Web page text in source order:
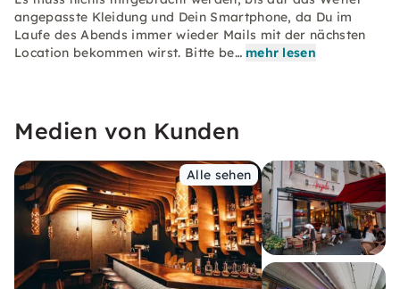
angepasste Kleidung und Dein Smartphone, da Du im
Laufe des Abends immer wieder Mails mit der nächsten
Location bekommen wirst. Bitte be… mehr lesen
Medien von Kunden
Alle sehen